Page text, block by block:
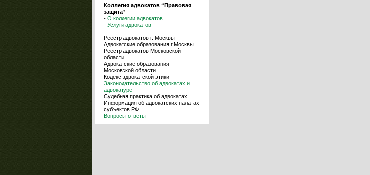
Коллегия адвокатов “Правовая
защита”
- О коллегии адвокатов
- Услуги адвокатов
Реестр адвокатов г. Москвы
Адвокатские образования г.Москвы
Реестр адвокатов Московской
области
Адвокатские образования
Московской области
Кодекс адвокатской этики
Законодательство об адвокатах и
адвокатуре
Судебная практика об адвокатах
Информация об адвокатских палатах
субъектов РФ
Вопросы-ответы